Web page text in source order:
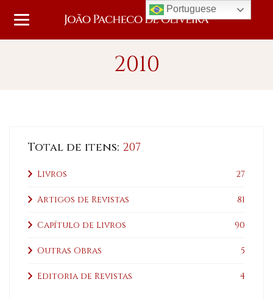
2010
Total de itens: 207
Livros 27
Artigos de Revistas 81
Capítulo de Livros 90
Outras Obras 5
Editoria de Revistas 4
Portuguese